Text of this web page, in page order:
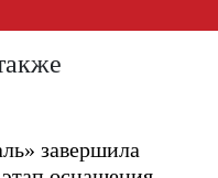
завершила